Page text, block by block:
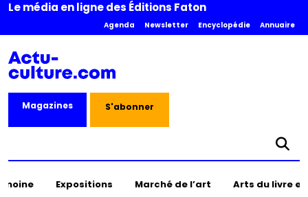
Le média en ligne des Éditions Faton
Agenda Newsletter Encyclopédie Annuaire
Magazines S'abonner
Expositions Marché de l’art Arts du livre